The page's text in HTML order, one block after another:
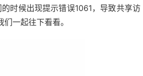
时候出现提示错误1061，导致共享访
一起往下看看。